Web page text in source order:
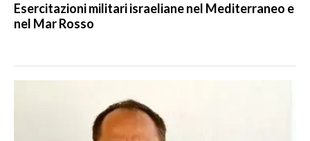
Esercitazioni militari israeliane nel Mediterraneo e
nel Mar Rosso